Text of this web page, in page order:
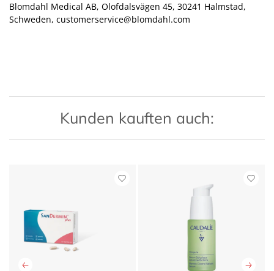
Blomdahl Medical AB, Olofdalsvägen 45, 30241 Halmstad,
Schweden, customerservice@blomdahl.com
Kunden kauften auch: